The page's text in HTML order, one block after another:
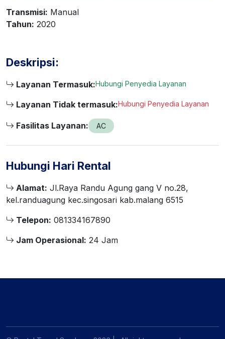
Transmisi: Manual
Tahun: 2020
Deskripsi:
Layanan Termasuk:Hubungi Penyedia Layanan
Layanan Tidak termasuk:Hubungi Penyedia Layanan
Fasilitas Layanan: AC
Hubungi Hari Rental
Alamat: Jl.Raya Randu Agung gang V no.28,
kel.randuagung kec.singosari kab.malang 6515
Telepon: 081334167890
Jam Operasional: 24 Jam